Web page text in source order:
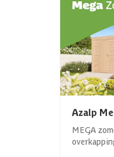
Azalp
MEGA